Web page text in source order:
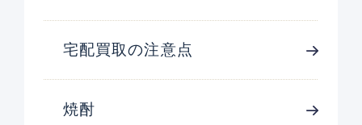
宅配買取の注意点
焼酎